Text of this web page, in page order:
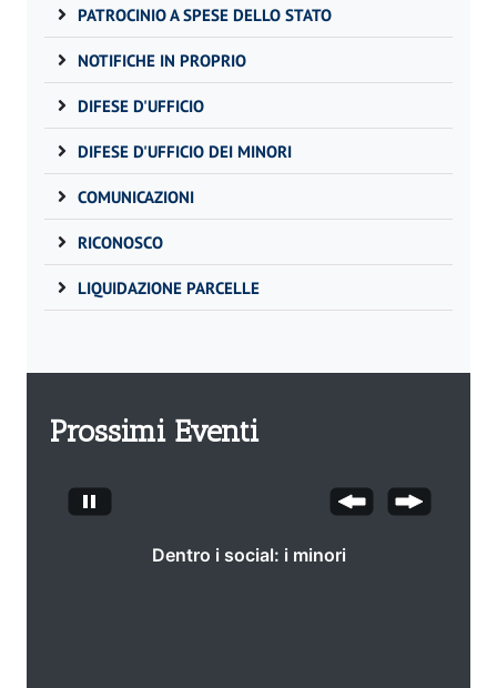
PATROCINIO A SPESE DELLO STATO
NOTIFICHE IN PROPRIO
DIFESE D'UFFICIO
DIFESE D'UFFICIO DEI MINORI
COMUNICAZIONI
RICONOSCO
LIQUIDAZIONE PARCELLE
Prossimi Eventi
Dentro i social: i minori